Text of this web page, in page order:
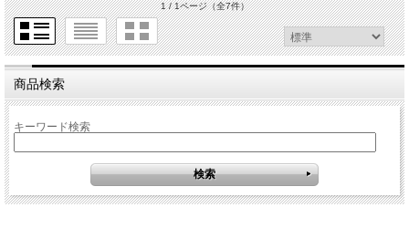
1 / 1ページ（全7件）
商品検索
キーワード検索